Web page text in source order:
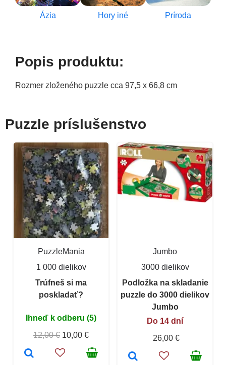
Ázia Hory iné Príroda
Popis produktu:
Rozmer zloženého puzzle cca 97,5 x 66,8 cm
Puzzle príslušenstvo
PuzzleMania
1 000 dielikov
Trúfneš si ma
poskladať?
Ihneď k odberu (5)
12,00 € 10,00 €
Jumbo
3000 dielikov
Podložka na skladanie
puzzle do 3000 dielikov
Jumbo
Do 14 dní
26,00 €